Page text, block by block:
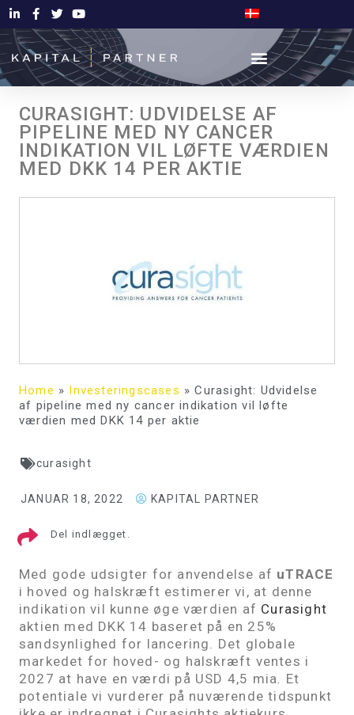
CURASIGHT: UDVIDELSE AF
PIPELINE MED NY CANCER
INDIKATION VIL LØFTE VÆRDIEN
MED DKK 14 PER AKTIE
Home » Investeringscases »Curasight: Udvidelse
af pipeline med ny cancer indikation vil løfte
værdien med DKK 14 per aktie
curasight
JANUAR 18, 2022 KAPITAL PARTNER
Del indlægget.
Med gode udsigter for anvendelse af uTRACE
i hoved og halskræft estimerer vi, at denne
indikation vil kunne øge værdien af Curasight
aktien med DKK 14 baseret på en 25%
sandsynlighed for lancering. Det globale
markedet for hoved- og halskræft ventes i
2027 at have en værdi på USD 4,5 mia
Et
potentiale vi vurderer på nuværende tidspunkt